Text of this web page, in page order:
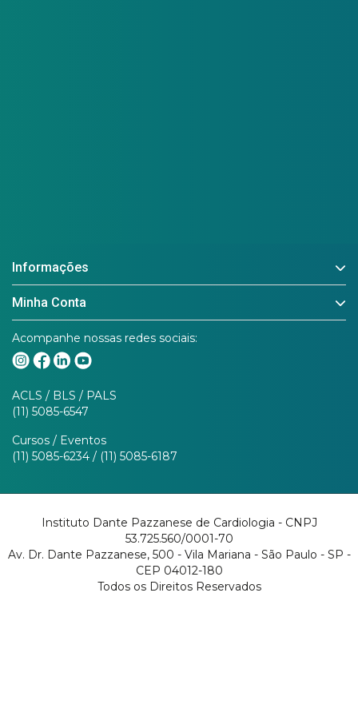
Informações
Minha Conta
Acompanhe nossas redes sociais:
ACLS / BLS / PALS
(11) 5085-6547
Cursos / Eventos
(11) 5085-6234 / (11) 5085-6187
Instituto Dante Pazzanese de Cardiologia - CNPJ
53.725.560/0001-70
Av. Dr. Dante Pazzanese, 500 - Vila Mariana - São Paulo - SP -
CEP 04012-180
Todos os Direitos Reservados